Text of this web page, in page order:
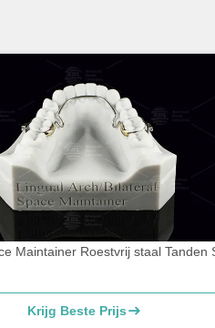
Maintainer Roestvrij staal Tanden
Krijg Beste Prijs